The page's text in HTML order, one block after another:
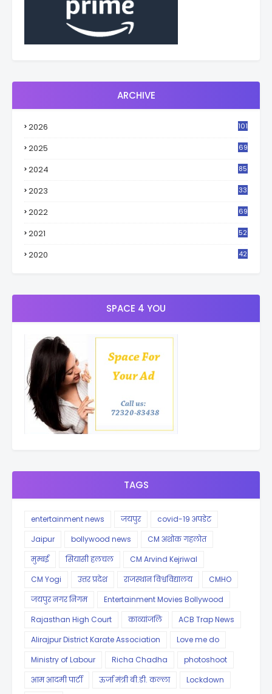
ARCHIVE
2026 101
2025 69
2024 85
2023
33
2022 69
2021
52
2020
42
SPACE 4 YOU
TAGS
entertainment news जयपुर
covid-19 अपडेट
Jaipur
bollywood news
CM अशोक गहलोत
मुम्बई
सियासी हलचल
CM Arvind Kejriwal
CM Yogi
उत्तर प्रदेश राजस्थान विश्वविद्यालय
CMHO
जयपुर नगर निगम
Entertainment Movies Bollywood
Rajasthan High Court
काव्यांजलि
ACB Trap News
Alirajpur District Karate Association
Love me do
Ministry of Labour
Richa Chadha
photoshoot
आम आदमी पार्टी
ऊर्जा मंत्री बी.डी. कल्ला
Lockdown